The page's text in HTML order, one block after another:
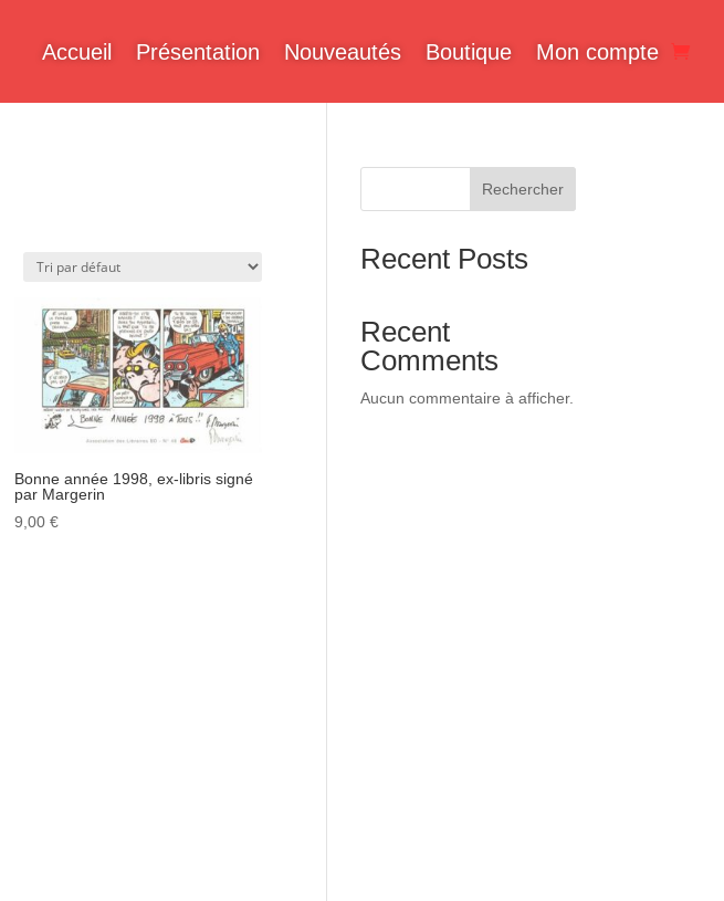
Accueil Présentation Nouveautés Boutique Mon compte
Bonne année 1998, ex-libris signé
par Margerin
9,00 €
Rechercher
Recent Posts
Recent
Comments
Aucun commentaire à afficher.